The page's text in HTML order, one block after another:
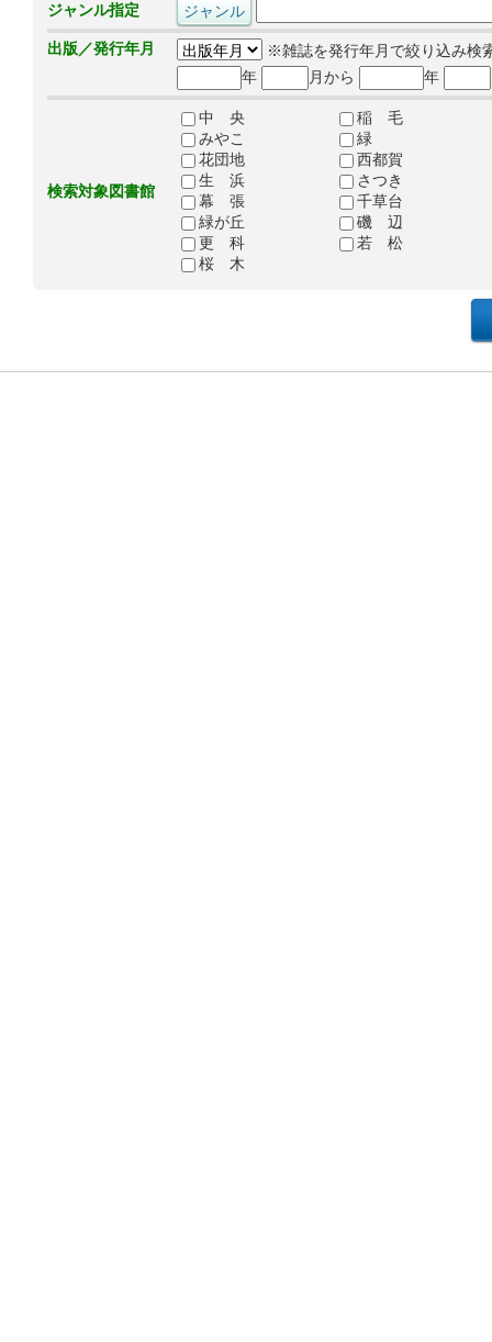
ジャンル指定
出版／発行年月
※雑誌を発行年月で絞り込み検
年
月から 年
検索対象図書館
中 央
稲 毛
みやこ
緑
花団地
西都賀
生 浜
さつき
幕 張
千草台
緑が丘
磯 辺
更 科
若 松
桜 木